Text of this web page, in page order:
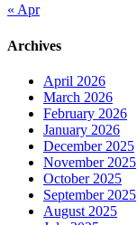
« Apr
Archives
April 2026
March 2026
February 2026
January 2026
December 2025
November 2025
October 2025
September 2025
August 2025